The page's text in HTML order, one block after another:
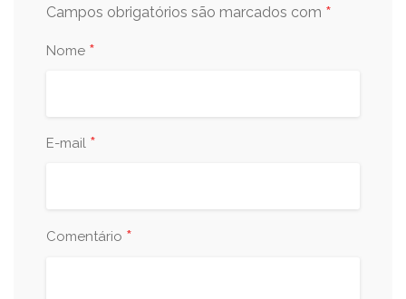
Campos obrigatórios são marcados com *
Nome *
E-mail *
Comentário *